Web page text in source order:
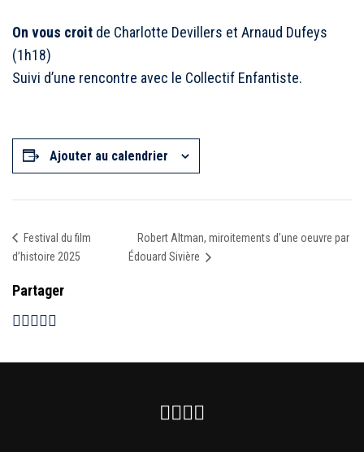
On vous croit de Charlotte Devillers et Arnaud Dufeys
(1h18)
Suivi d’une rencontre avec le Collectif Enfantiste.
Ajouter au calendrier
Festival du film
d’histoire 2025
Robert Altman, miroitements d’une oeuvre par
Édouard Sivière
Partager
Facebook
Instagram
Youtube